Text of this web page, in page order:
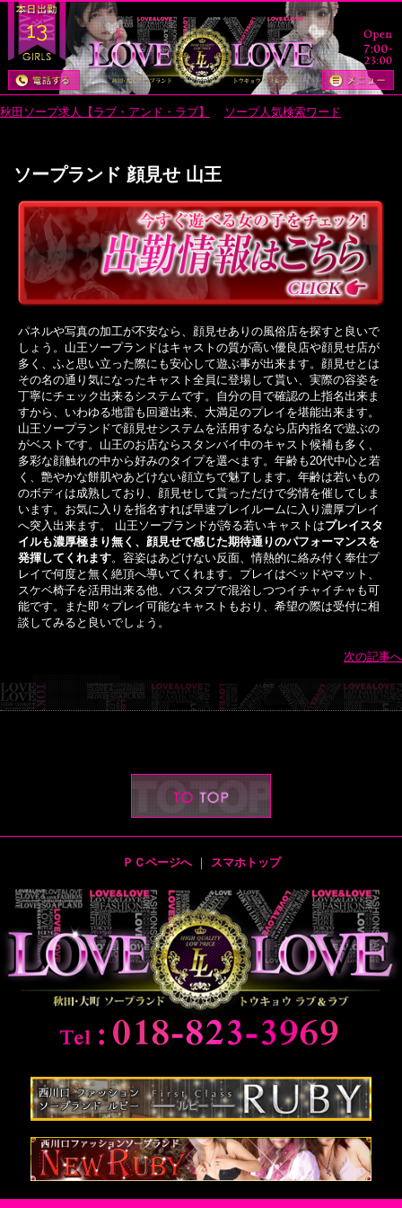
13
秋田ソープ求人【ラブ・アンド・ラブ】 ソープ人気検索ワード
ソープランド 顔見せ 山王
パネルや写真の加工が不安なら、顔見せありの風俗店を探すと良いで
しょう。山王ソープランドはキャストの質が高い優良店や顔見せ店が
多く、ふと思い立った際にも安心して遊ぶ事が出来ます。顔見せとは
その名の通り気になったキャスト全員に登場して貰い、実際の容姿を
丁寧にチェック出来るシステムです。自分の目で確認の上指名出来ま
すから、いわゆる地雷も回避出来、大満足のプレイを堪能出来ます。
山王ソープランドで顔見せシステムを活用するなら店内指名で遊ぶの
がベストです。山王のお店ならスタンバイ中のキャスト候補も多く、
多彩な顔触れの中から好みのタイプを選べます。年齢も20代中心と若
く、艶やかな餅肌やあどけない顔立ちで魅了します。年齢は若いもの
のボディは成熟しており、顔見せして貰っただけで劣情を催してしま
います。お気に入りを指名すれば早速プレイルームに入り濃厚プレイ
へ突入出来ます。 山王ソープランドが誇る若いキャストはプレイスタ
イルも濃厚極まり無く、顔見せで感じた期待通りのパフォーマンスを
発揮してくれます。容姿はあどけない反面、情熱的に絡み付く奉仕プ
レイで何度と無く絶頂へ導いてくれます。プレイはベッドやマット、
スケベ椅子を活用出来る他、バスタブで混浴しつつイチャイチャも可
能です。また即々プレイ可能なキャストもおり、希望の際は受付に相
談してみると良いでしょう。
次の記事へ
ＰＣページへ｜ スマホトップ